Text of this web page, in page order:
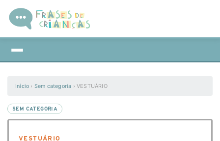
Início › Sem categoria ›VESTUÁRIO
SEM CATEGORIA
VESTUÁRIO